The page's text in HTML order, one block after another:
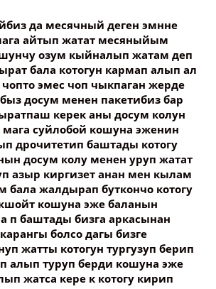
да месячный деген эмнне
айтып жатат месяныйым
озум кыйналып жатам деп
бала котогун кармап алып ал
эмес чоп чыкпаган жерде
досум менен пакетибиз бар
керек аны досум колун
мага суйлобой кошуна эженин
дрочитетип баштады котогу
досум колу менен уруп жатат
азыр киргизет анан мен кылам
бала жалдырап буткончо котогу
кошуна эже баланын
п баштады бизга аркасынан
болсо дагы бизге
жатты котогун тургузуп берип
алып туруп берди кошуна эже
жатса кере к котогу кирип